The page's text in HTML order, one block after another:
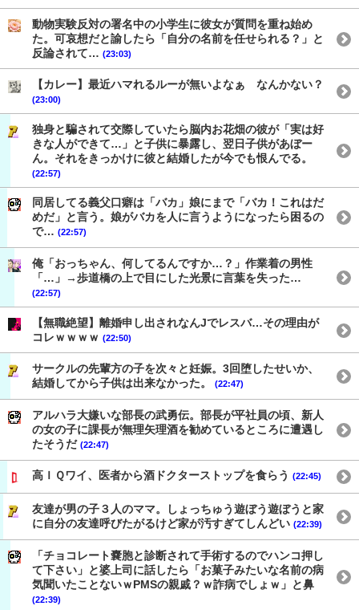
動物実験反対の署名中の小学生に彼女が質問を重ね始め
た。可哀想だと諭したら「自分の名前を任せられる？」と
反論されて… (23:03)
【カレー】最近ハマれるルーが無いよなぁ なんかない？
(23:00)
独身と騙されて交際していたら脳内お花畑の彼が「実は好
きな人ができて…」と子供に暴露し、翌日子供があぼー
ん。それをきっかけに彼と結婚したが今でも恨んでる。
(22:57)
同居してる義父口癖は「バカ」娘にまで「バカ！これはだ
めだ」と言う。娘がバカを人に言うようになったら困るの
で… (22:57)
俺「おっちゃん、何してるんですか…？」作業着の男性
「…」→歩道橋の上で目にした光景に言葉を失った…
(22:57)
【無職絶望】離婚申し出されなんJでレスバ…その理由が
コレｗｗｗｗ (22:50)
サークルの先輩方の子を次々と妊娠。3回堕したせいか、
結婚してから子供は出来なかった。
(22:47)
アルハラ大嫌いな部長の武勇伝。部長が平社員の頃、新人
の女の子に課長が無理矢理酒を勧めているところに遭遇し
たそうだ (22:47)
高ＩＱワイ、医者から酒ドクターストップを食らう (22:45)
友達が男の子３人のママ。しょっちゅう遊ぼう遊ぼうと家
に自分の友達呼びたがるけど家が汚すぎてしんどい (22:39)
「チョコレート嚢胞と診断されて手術するのでハンコ押し
て下さい」と婆上司に話したら「お菓子みたいな名前の病
気聞いたことないｗPMSの親戚？ｗ詐病でしょｗ」と鼻
(22:39)